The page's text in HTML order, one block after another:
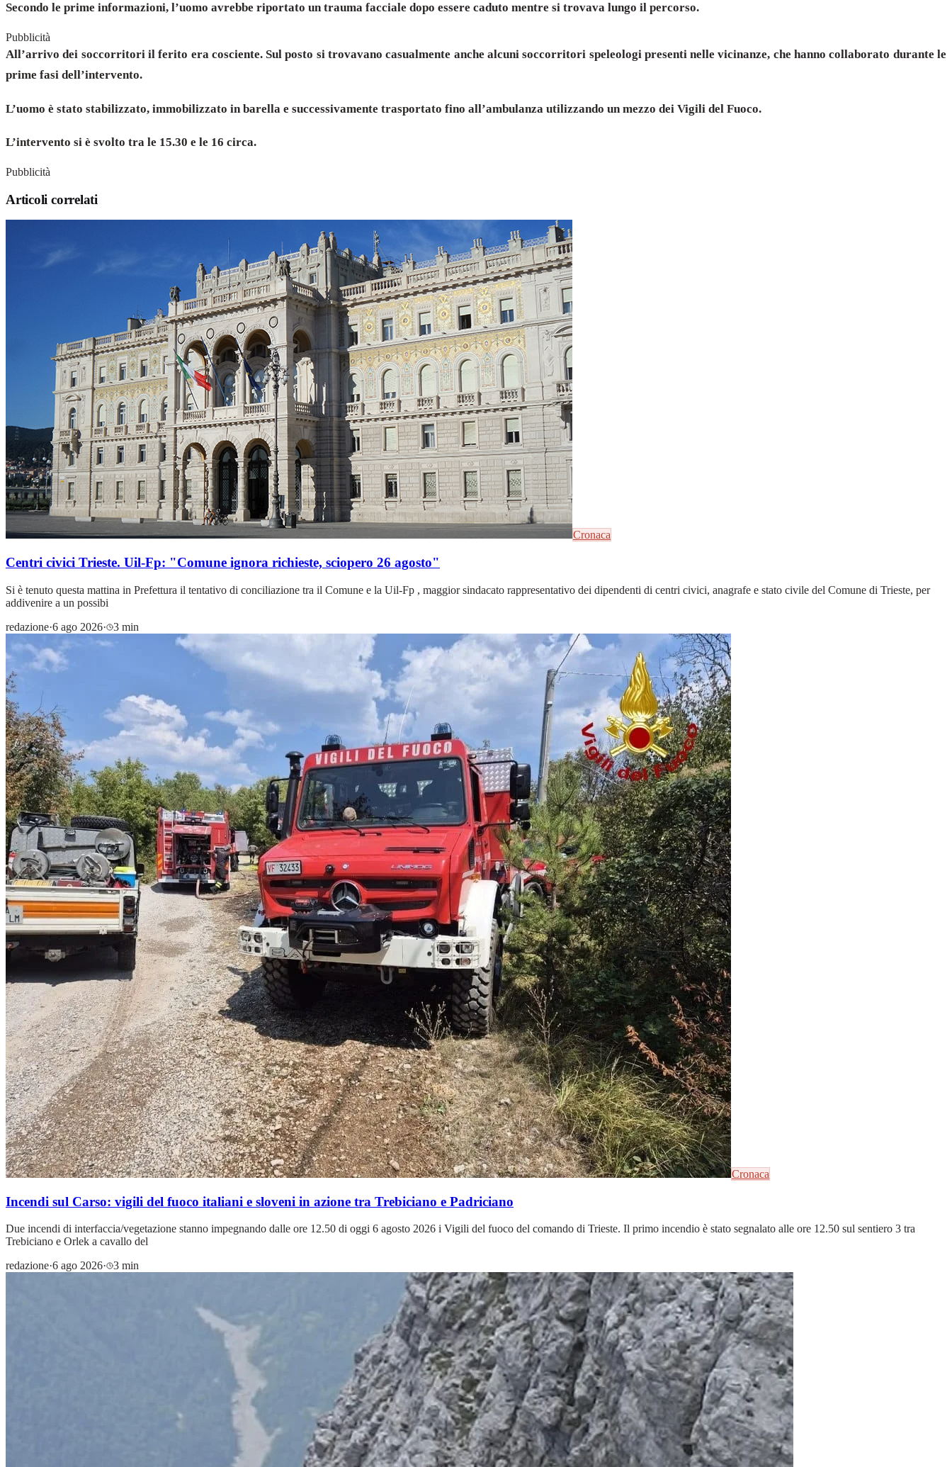
Secondo le prime informazioni, l’uomo avrebbe riportato un trauma facciale dopo essere caduto mentre si trovava lungo il percorso.
Pubblicità
All’arrivo dei soccorritori il ferito era cosciente. Sul posto si trovavano casualmente anche alcuni soccorritori speleologi presenti nelle vicinanze, che hanno collaborato durante le
prime fasi dell’intervento.
L’uomo è stato stabilizzato, immobilizzato in barella e successivamente trasportato fino all’ambulanza utilizzando un mezzo dei Vigili del Fuoco.
L’intervento si è svolto tra le 15.30 e le 16 circa.
Pubblicità
Articoli correlati
Cronaca
Centri civici Trieste. Uil-Fp: "Comune ignora richieste, sciopero 26 agosto"
Si è tenuto questa mattina in Prefettura il tentativo di conciliazione tra il Comune e la Uil-Fp , maggior sindacato rappresentativo dei dipendenti di centri civici, anagrafe e stato civile del Comune di Trieste, per
addivenire a un possibi
redazione·6 ago 2026· 3 min
Cronaca
Incendi sul Carso: vigili del fuoco italiani e sloveni in azione tra Trebiciano e Padriciano
Due incendi di interfaccia/vegetazione stanno impegnando dalle ore 12.50 di oggi 6 agosto 2026 i Vigili del fuoco del comando di Trieste. Il primo incendio è stato segnalato alle ore 12.50 sul sentiero 3 tra
Trebiciano e Orlek a cavallo del
redazione·6 ago 2026· 3 min